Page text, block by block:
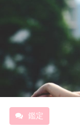
キーワード別
彼の気持ち
今週の運勢
相性
鑑定